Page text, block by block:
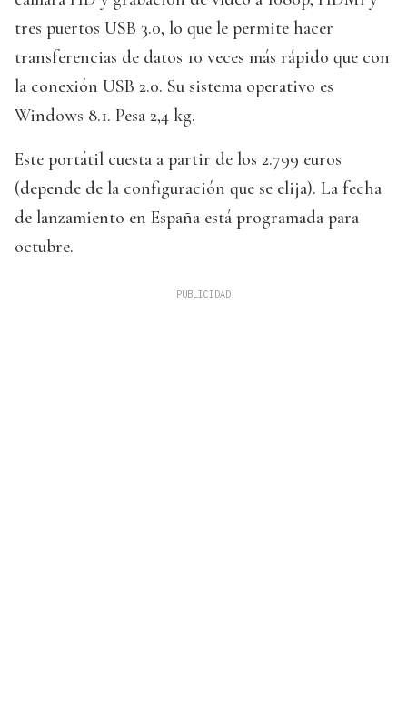
tres puertos USB 3.0, lo que le permite hacer
transferencias de datos 10 veces más rápido que con
la conexión USB 2.0. Su sistema operativo es
Windows 8.1. Pesa 2,4 kg.
Este portátil cuesta a partir de los 2.799 euros
(depende de la configuración que se elija). La fecha
de lanzamiento en España está programada para
octubre.